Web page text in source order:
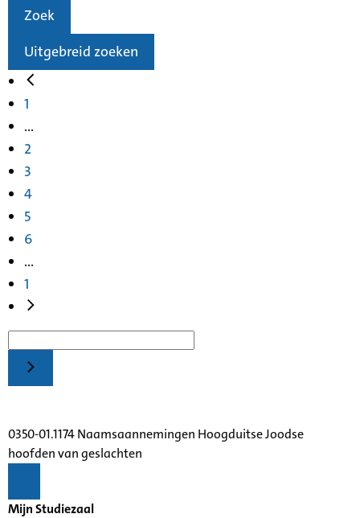
Zoek
Uitgebreid zoeken
1
...
2
3
4
5
6
...
1
0350-01.1174 Naamsaannemingen Hoogduitse Joodse
hoofden van geslachten
Mijn Studiezaal